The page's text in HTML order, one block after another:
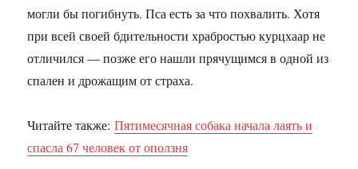
могли бы погибнуть. Пса есть за что похвалить. Хотя
при всей своей бдительности храбростью курцхаар не
отличился — позже его нашли прячущимся в одной из
спален и дрожащим от страха.
Читайте также:Пятимесячная собака начала лаять и
спасла 67 человек от оползня